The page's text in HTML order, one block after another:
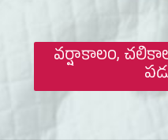
వర్షాకాలం,